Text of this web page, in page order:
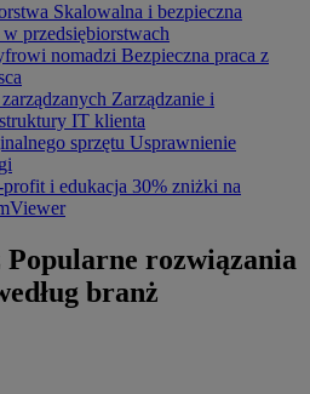
Skalowalna i bezpieczna
przedsiębiorstwach
nomadzi Bezpieczna praca z
Zarządzanie i
IT klienta
sprzętu Usprawnienie
profit i edukacja 30% zniżki na
Popularne rozwiązania
branż